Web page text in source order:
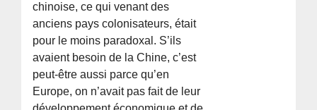
chinoise, ce qui venant des
anciens pays colonisateurs, était
pour le moins paradoxal. S’ils
avaient besoin de la Chine, c’est
peut-être aussi parce qu’en
Europe, on n’avait pas fait de leur